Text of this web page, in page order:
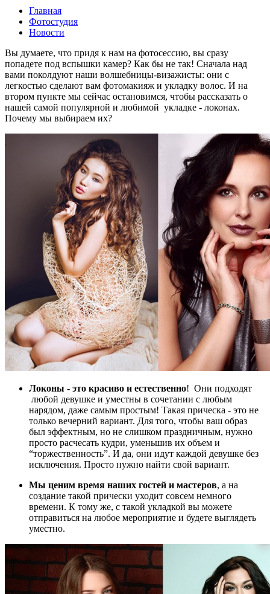
Главная
Фотостудия
Новости
Вы думаете, что придя к нам на фотосессию, вы сразу
попадете под вспышки камер? Как бы не так! Сначала над
вами поколдуют наши волшебницы-визажисты: они с
легкостью сделают вам фотомакияж и укладку волос. И на
втором пункте мы сейчас остановимся, чтобы рассказать о
нашей самой популярной и любимой укладке - локонах.
Почему мы выбираем их?
Локоны - это красиво и естественно! Они подходят
любой девушке и уместны в сочетании с любым
нарядом, даже самым простым! Такая прическа - это не
только вечерний вариант. Для того, чтобы ваш образ
был эффектным, но не слишком праздничным, нужно
просто расчесать кудри, уменьшив их объем и
“торжественность”. И да, они идут каждой девушке без
исключения. Просто нужно найти свой вариант.
Мы ценим время наших гостей и мастеров, а на
создание такой прически уходит совсем немного
времени. К тому же, с такой укладкой вы можете
отправиться на любое мероприятие и будете выглядеть
уместно.